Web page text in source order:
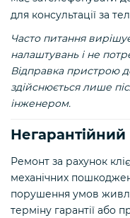
для консультації за
Часто питання
налаштувань і не
Відправка пристрою
здійснюється лише
інженером.
Ремонт за рахунок
механічних
порушення умов
терміну гарантії або